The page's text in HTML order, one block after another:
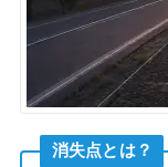
消失点とは？